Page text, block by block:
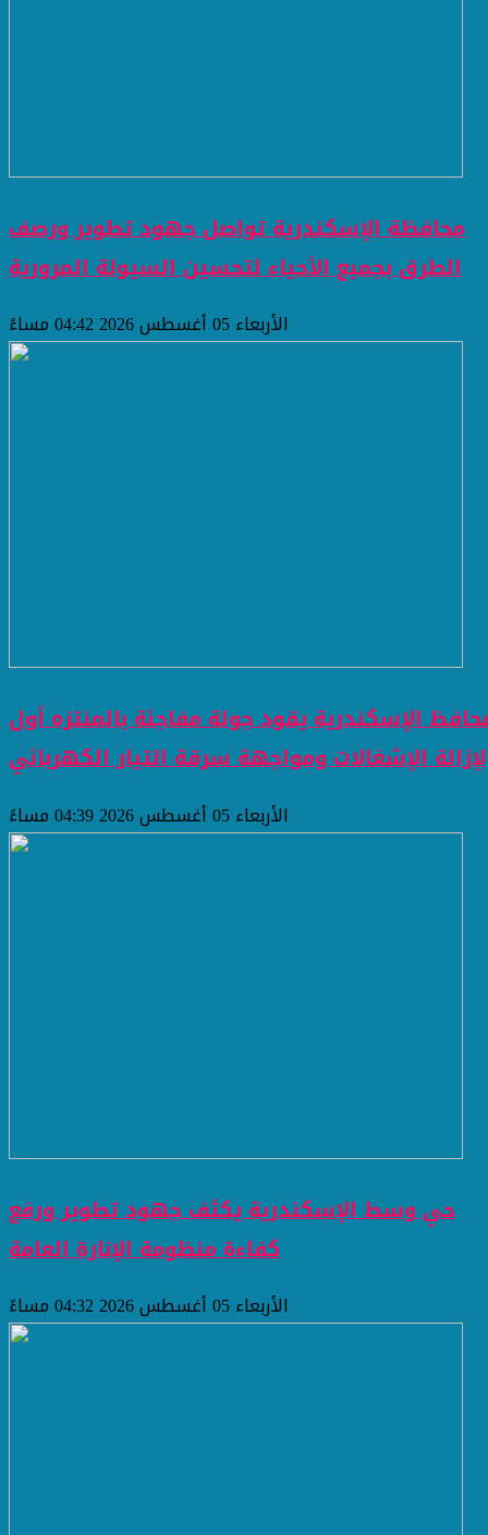
محافظة الإسكندرية تواصل جهود تطوير ورصف
الطرق بجميع الأحياء لتحسين السيولة المرورية
الأربعاء 05 أغسطس 2026 04:42 مساءً
الإسكندرية يقود جولة مفاجئة بالمنتزه أول
لإزالة الإشغالات ومواجهة سرقة التيار الكهربائي
الأربعاء 05 أغسطس 2026 04:39 مساءً
حي وسط الإسكندرية يكثف جهود تطوير ورفع
كفاءة منظومة الإنارة العامة
الأربعاء 05 أغسطس 2026 04:32 مساءً